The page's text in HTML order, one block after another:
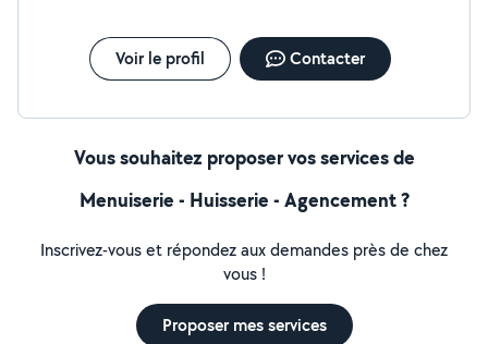
Voir le profil Contacter
Vous souhaitez proposer vos services de
Menuiserie - Huisserie - Agencement ?
Inscrivez-vous et répondez aux demandes près de chez
vous !
Proposer mes services